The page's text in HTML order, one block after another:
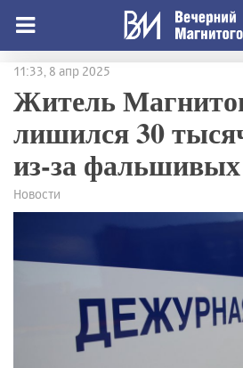
11:33, 8 апр 2025
Житель
лишился 30
из-за фальшивых
Новости